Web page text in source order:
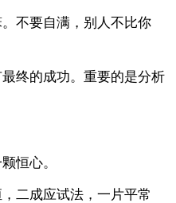
不要自满，别人不比你
终的成功。重要的是分析
恒心。
二成应试法，一片平常